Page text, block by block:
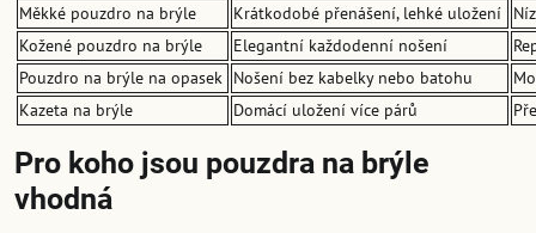
Měkké pouzdro na brýle
Krátkodobé přenášení, lehké uložení
Kožené pouzdro na brýle
Elegantní každodenní nošení
Pouzdro na brýle na opasek Nošení bez kabelky nebo batohu
Kazeta na brýle
Domácí uložení více párů
Pro koho jsou pouzdra na brýle
vhodná